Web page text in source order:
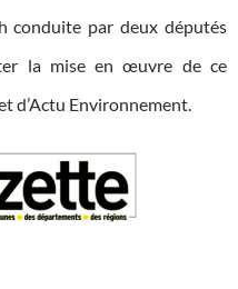
conduite par deux députés
la mise en œuvre de ce
d’Actu Environnement.